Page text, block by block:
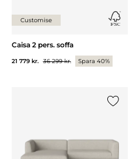
Customise
Caisa 2 pers. soffa
21 779 kr. 36 299 kr. Spara 40%